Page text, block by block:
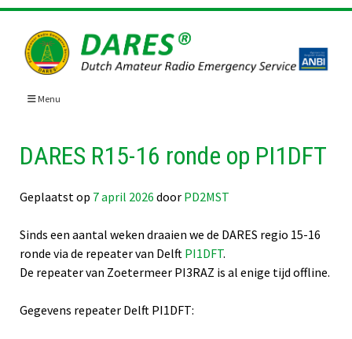
Skip
content
Menu
DARES R15-16 ronde op PI1DFT
Geplaatst op 7 april 2026 door PD2MST
Sinds een aantal weken draaien we de DARES regio 15-16
ronde via de repeater van Delft PI1DFT.
De repeater van Zoetermeer PI3RAZ is al enige tijd offline.
Gegevens repeater Delft PI1DFT: